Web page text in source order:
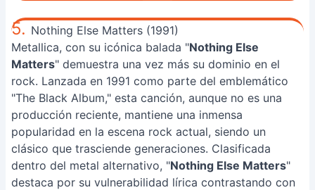
5. Nothing Else Matters (1991)
Metallica, con su icónica balada "Nothing Else
Matters" demuestra una vez más su dominio en el
rock. Lanzada en 1991 como parte del emblemático
"The Black Album," esta canción, aunque no es una
producción reciente, mantiene una inmensa
popularidad en la escena rock actual, siendo un
clásico que trasciende generaciones. Clasificada
dentro del metal alternativo, "Nothing Else Matters"
destaca por su vulnerabilidad lírica contrastando con